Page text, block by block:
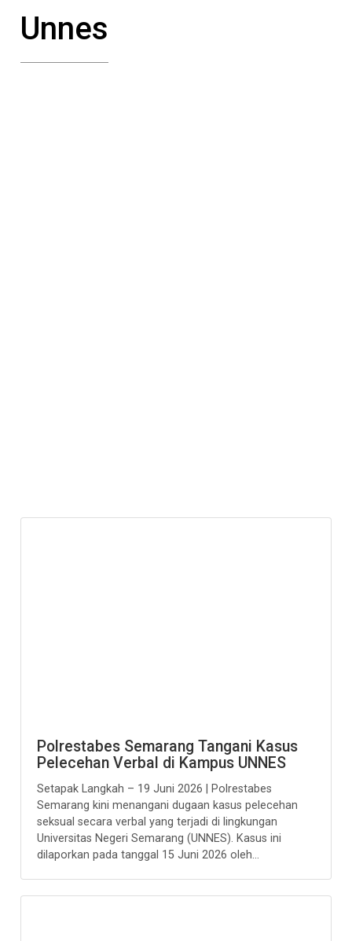
Unnes
Polrestabes Semarang Tangani Kasus
Pelecehan Verbal di Kampus UNNES
Setapak Langkah – 19 Juni 2026 | Polrestabes
Semarang kini menangani dugaan kasus pelecehan
seksual secara verbal yang terjadi di lingkungan
Universitas Negeri Semarang (UNNES). Kasus ini
dilaporkan pada tanggal 15 Juni 2026 oleh...